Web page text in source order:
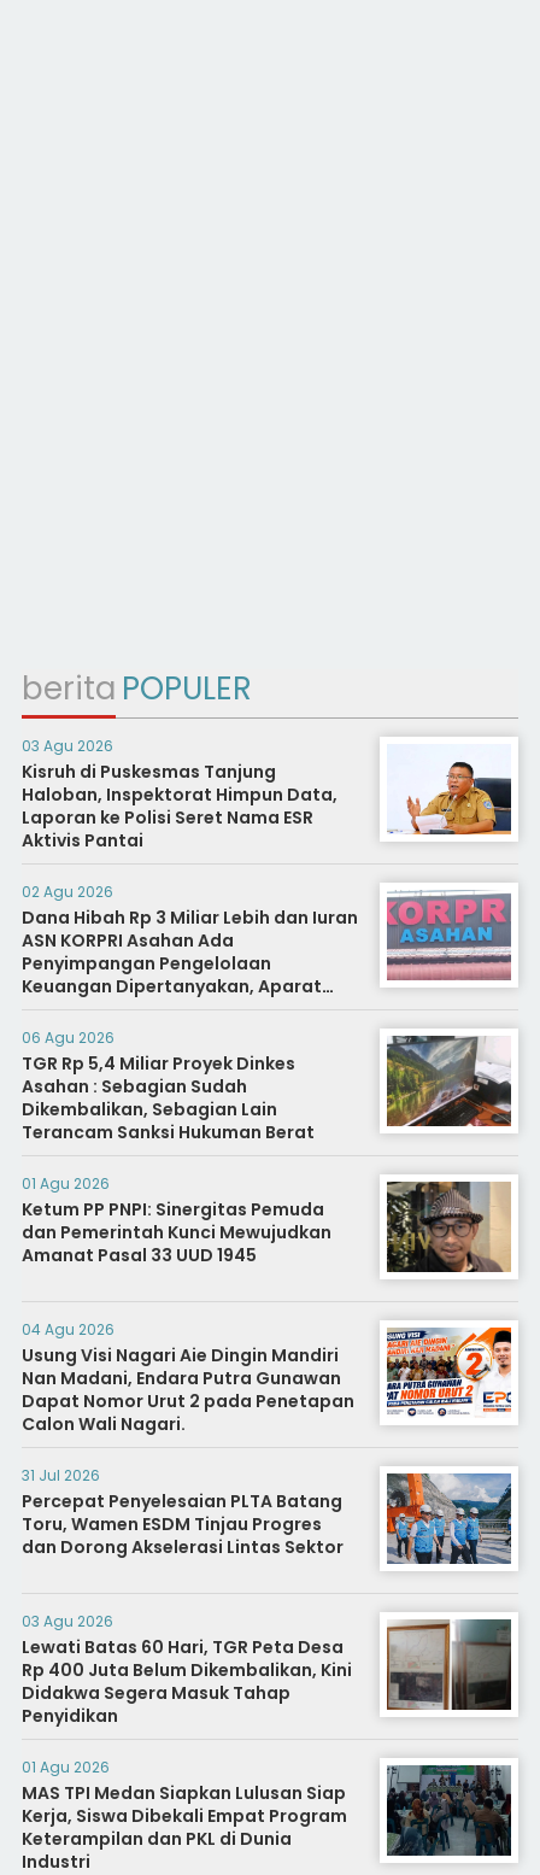
berita POPULER
03 Agu 2026
Kisruh di Puskesmas Tanjung
Haloban, Inspektorat Himpun Data,
Laporan ke Polisi Seret Nama ESR
Aktivis Pantai
02 Agu 2026
Dana Hibah Rp 3 Miliar Lebih dan Iuran
ASN KORPRI Asahan Ada
Penyimpangan Pengelolaan
Keuangan Dipertanyakan, Aparat
Diminta Segera Usut
06 Agu 2026
TGR Rp 5,4 Miliar Proyek Dinkes
Asahan : Sebagian Sudah
Dikembalikan, Sebagian Lain
Terancam Sanksi Hukuman Berat
01 Agu 2026
Ketum PP PNPI: Sinergitas Pemuda
dan Pemerintah Kunci Mewujudkan
Amanat Pasal 33 UUD 1945
04 Agu 2026
Usung Visi Nagari Aie Dingin Mandiri
Nan Madani, Endara Putra Gunawan
Dapat Nomor Urut 2 pada Penetapan
Calon Wali Nagari.
31 Jul 2026
Percepat Penyelesaian PLTA Batang
Toru, Wamen ESDM Tinjau Progres
dan Dorong Akselerasi Lintas Sektor
03 Agu 2026
Lewati Batas 60 Hari, TGR Peta Desa
Rp 400 Juta Belum Dikembalikan, Kini
Didakwa Segera Masuk Tahap
Penyidikan
01 Agu 2026
MAS TPI Medan Siapkan Lulusan Siap
Kerja, Siswa Dibekali Empat Program
Keterampilan dan PKL di Dunia
Industri